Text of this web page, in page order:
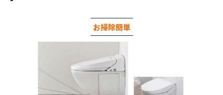
お掃除簡単